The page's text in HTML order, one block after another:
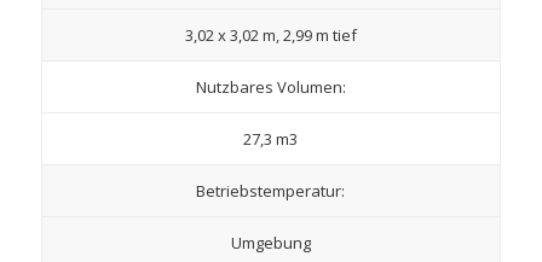
3,02 x 3,02 m, 2,99 m tief
Nutzbares Volumen:
27,3 m3
Betriebstemperatur:
Umgebung